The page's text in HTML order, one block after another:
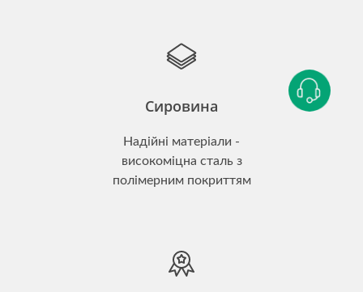
Сировина
Надійні матеріали -
високоміцна сталь з
полімерним покриттям